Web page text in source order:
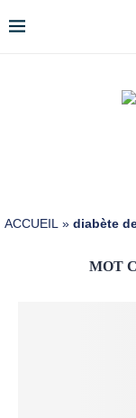
ACCUEIL » diabète
MOT